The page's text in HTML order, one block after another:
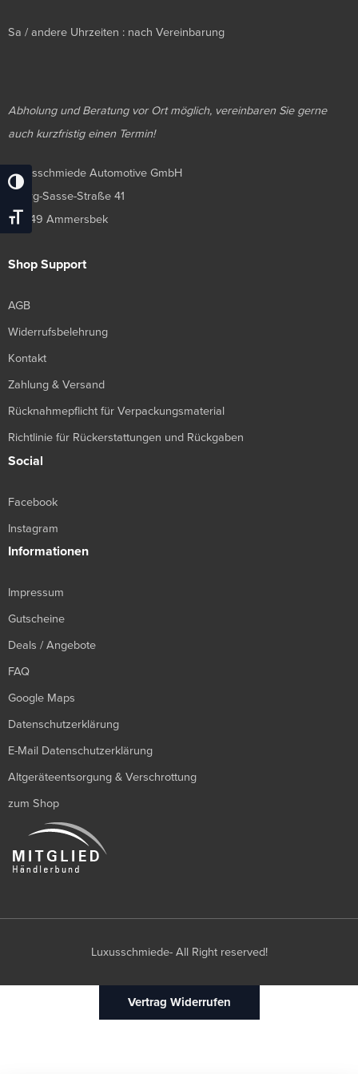
Umschalten Auf Hohe Kontraste
Schrift Vergrößern
Sa / andere Uhrzeiten : nach Vereinbarung
Abholung und Beratung vor Ort möglich, vereinbaren Sie gerne
auch kurzfristig einen Termin!
Luxusschmiede Automotive GmbH
Georg-Sasse-Straße 41
22949 Ammersbek
Shop Support
AGB
Widerrufsbelehrung
Kontakt
Zahlung & Versand
Rücknahmepflicht für Verpackungsmaterial
Richtlinie für Rückerstattungen und Rückgaben
Social
Facebook
Instagram
Informationen
Impressum
Gutscheine
Deals / Angebote
FAQ
Google Maps
Datenschutzerklärung
E-Mail Datenschutzerklärung
Altgeräteentsorgung & Verschrottung
zum Shop
Luxusschmiede- All Right reserved!
Vertrag Widerrufen